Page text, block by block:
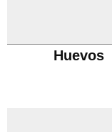
Huevos